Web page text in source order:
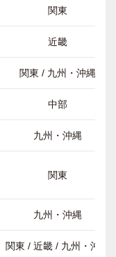
関東
近畿
関東 / 九州・沖縄
中部
九州・沖縄
関東
九州・沖縄
関東 / 近畿 / 九州・沖縄